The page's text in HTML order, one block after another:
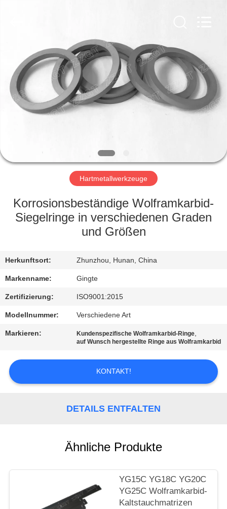
HAUS
PRODUKTE
ÜBER
FABRIK-
QUALITÄTSKONTROLLE
SIE
MIT
UNS
IN
VERBINDUNG
NACHRICHTEN
DATENSCHUTZRICHTLINIE
Hartmetallwerkzeuge
Korrosionsbeständige Wolframkarbid-
Siegelringe in verschiedenen Graden
und Größen
Herkunftsort: Zhunzhou, Hunan, China
Markenname: Gingte
Zertifizierung: ISO9001:2015
Modellnummer: Verschiedene Art
Markieren: Kundenspezifische Wolframkarbid-Ringe,
auf Wunsch hergestellte Ringe aus Wolframkarbid
KONTAKT!
DETAILS ENTFALTEN
Ähnliche Produkte
YG15C YG18C YG20C
YG25C Wolframkarbid-
Kaltstauchmatrizen